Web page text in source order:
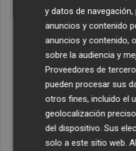
y datos de
anuncios y contenido
anuncios y contenido,
sobre la audiencia y
Proveedores de
pueden procesar sus
otros fines, incluido el
geolocalización
del dispositivo. Sus
solo a este sitio web.